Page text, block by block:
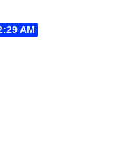
AM